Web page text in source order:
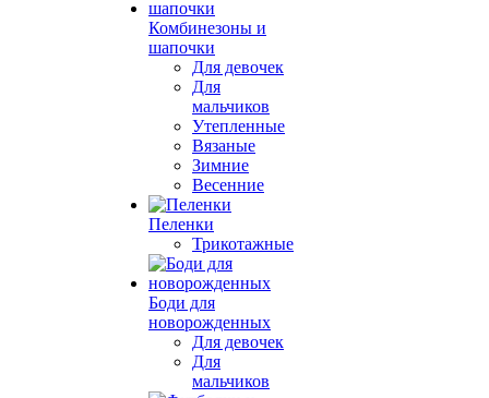
Комбинезоны и
шапочки
Для девочек
Для
мальчиков
Утепленные
Вязаные
Зимние
Весенние
Пеленки
Трикотажные
Боди для
новорожденных
Для девочек
Для
мальчиков